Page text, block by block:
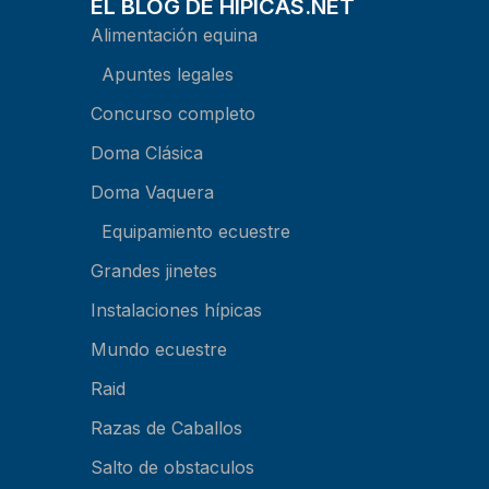
EL BLOG DE HIPICAS.NET
Alimentación equina
Apuntes legales
Concurso completo
Doma Clásica
Doma Vaquera
Equipamiento ecuestre
Grandes jinetes
Instalaciones hípicas
Mundo ecuestre
Raid
Razas de Caballos
Salto de obstaculos